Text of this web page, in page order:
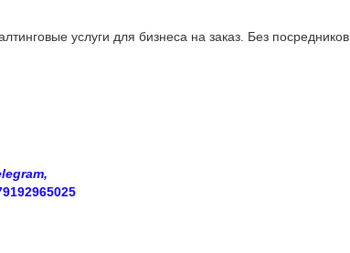
услуги для бизнеса на заказ. Без